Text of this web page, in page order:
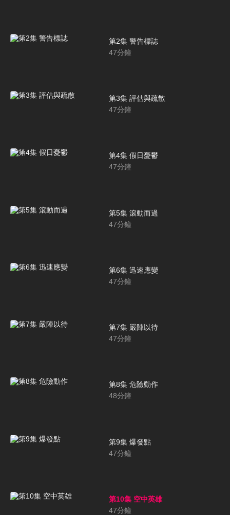
第2集 警告標誌
47分鐘
第3集 評估與疏散
47分鐘
第4集 假日憂鬱
47分鐘
第5集 滾動而過
47分鐘
第6集 迅速應變
47分鐘
第7集 嚴陣以待
47分鐘
第8集 危險動作
48分鐘
第9集 爆發點
47分鐘
第10集 空中英雄
47分鐘